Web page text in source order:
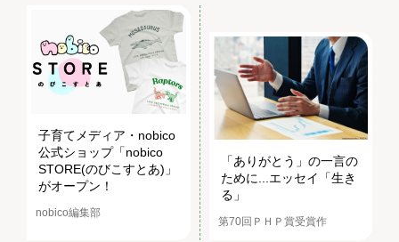
子育てメディア・nobico
公式ショップ「nobico
STORE(のびこすとあ)」
がオープン！
nobico編集部
「ありがとう」の一言の
ために...エッセイ「生き
る」
第70回ＰＨＰ賞受賞作